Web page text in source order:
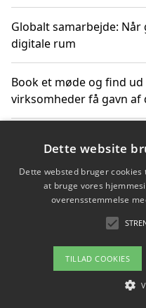
Globalt samarbejde:
digitale rum
Book et møde og find
virksomheder få gavn
får du indgår et
Hold et møde med en
mest professionelle til
Copyright
Om / kontakt
Dette website
Dette websted bruger
at bruge vores
overensstemmelse
TILLAD COOKIES